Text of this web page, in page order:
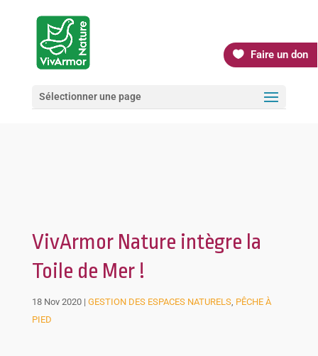
Faire un don
Sélectionner une page
VivArmor Nature intègre la
Toile de Mer !
18 Nov 2020| GESTION DES ESPACES NATURELS, PÊCHE À
PIED